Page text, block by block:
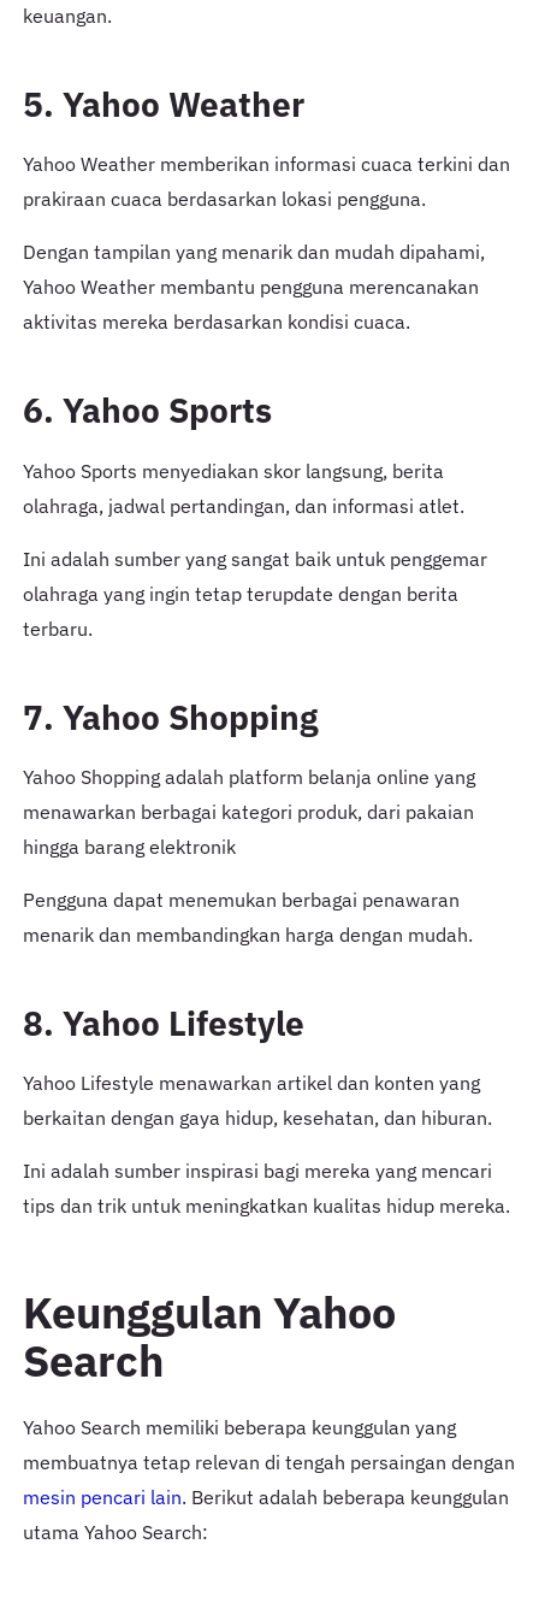
keuangan.
5. Yahoo Weather
Yahoo Weather memberikan informasi cuaca terkini dan
prakiraan cuaca berdasarkan lokasi pengguna.
Dengan tampilan yang menarik dan mudah dipahami,
Yahoo Weather membantu pengguna merencanakan
aktivitas mereka berdasarkan kondisi cuaca.
6. Yahoo Sports
Yahoo Sports menyediakan skor langsung, berita
olahraga, jadwal pertandingan, dan informasi atlet.
Ini adalah sumber yang sangat baik untuk penggemar
olahraga yang ingin tetap terupdate dengan berita
terbaru.
7. Yahoo Shopping
Yahoo Shopping adalah platform belanja online yang
menawarkan berbagai kategori produk, dari pakaian
hingga barang elektronik
Pengguna dapat menemukan berbagai penawaran
menarik dan membandingkan harga dengan mudah.
8. Yahoo Lifestyle
Yahoo Lifestyle menawarkan artikel dan konten yang
berkaitan dengan gaya hidup, kesehatan, dan hiburan.
Ini adalah sumber inspirasi bagi mereka yang mencari
tips dan trik untuk meningkatkan kualitas hidup mereka.
Keunggulan Yahoo
Search
Yahoo Search memiliki beberapa keunggulan yang
membuatnya tetap relevan di tengah persaingan dengan
mesin pencari lain. Berikut adalah beberapa keunggulan
utama Yahoo Search: